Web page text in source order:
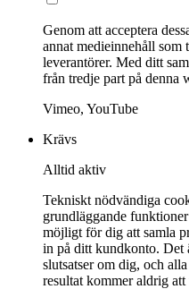
Genom att acceptera
annat medieinnehåll som
leverantörer. Med ditt
från tredje part på denna
Vimeo, YouTube
Krävs
Alltid aktiv
Tekniskt nödvändiga
grundläggande
möjligt för dig att samla
in på ditt kundkonto. Det
slutsatser om dig, och
resultat kommer aldrig